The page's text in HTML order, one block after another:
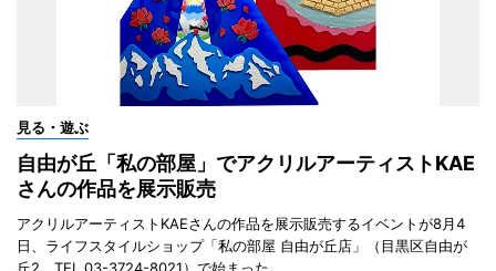
見る・遊ぶ
自由が丘「私の部屋」でアクリルアーティストKAE
さんの作品を展示販売
アクリルアーティストKAEさんの作品を展示販売するイベントが8月4
日、ライフスタイルショップ「私の部屋 自由が丘店」（目黒区自由が